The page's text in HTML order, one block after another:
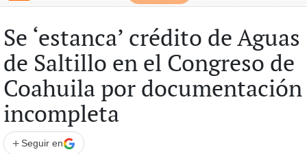
Se ‘estanca’ crédito de Aguas
de Saltillo en el Congreso de
Coahuila por documentación
incompleta
+ Seguir en